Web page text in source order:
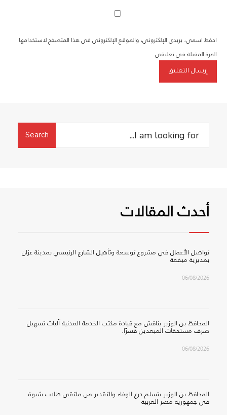
احفظ اسمي، بريدي الإلكتروني، والموقع الإلكتروني في هذا المتصفح لاستخدامها
المرة المقبلة في تعليقي.
Search
Search
أحدث المقالات
تواصل الأعمال في مشروع توسعة وتأهيل الشارع الرئيسي بمدينة عزان
بمديرية ميفعة
06/08/2026
المحافظ بن الوزير يناقش مع قيادة مكتب الخدمة المدنية آليات تسهيل
صرف مستحقات المبعدين قسرًا.
06/08/2026
المحافظ بن الوزير يتسلم درع الوفاء والتقدير من ملتقى طلاب شبوة
في جمهورية مصر العربية